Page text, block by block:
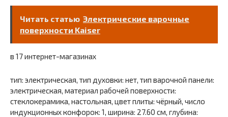
Читать статью Электрические варочные
поверхности Kaiser
в 17 интернет-магазинах
тип: электрическая, тип духовки: нет, тип варочной панели:
электрическая, материал рабочей поверхности:
стеклокерамика, настольная, цвет плиты: чёрный, число
индукционных конфорок: 1, ширина: 27.60 см, глубина: